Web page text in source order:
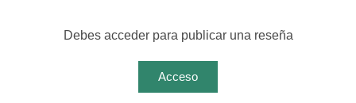
Debes acceder para publicar una reseña
Acceso